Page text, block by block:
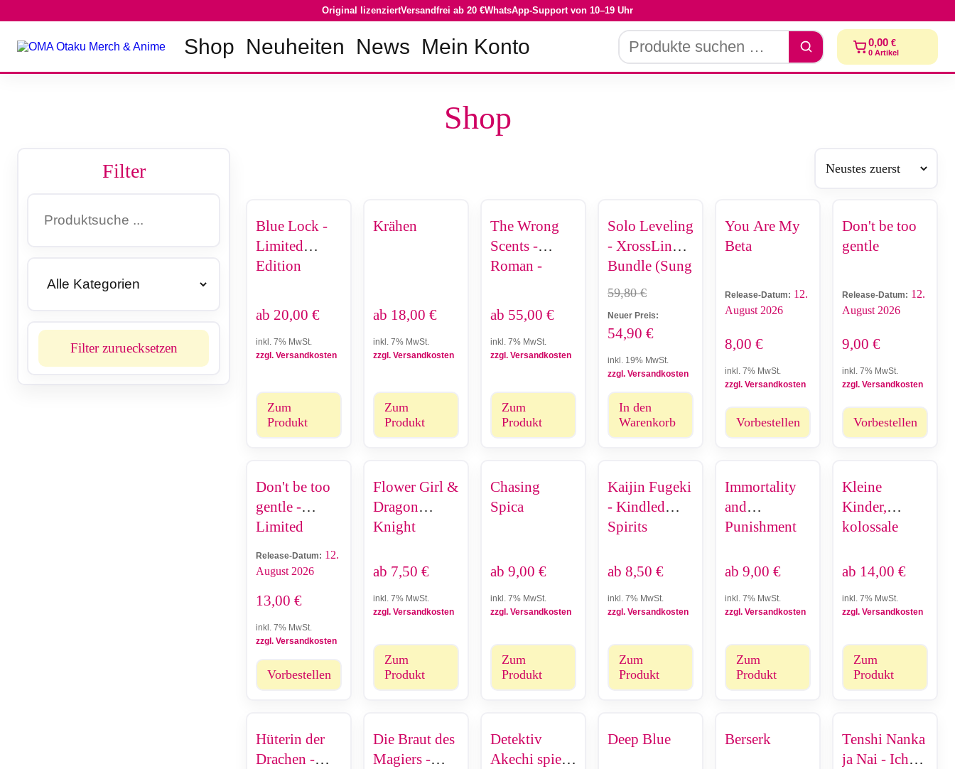
Inhalt
Original lizenziertVersandfrei ab 20 €WhatsApp-Support von 10–19 Uhr
Shop Neuheiten News Mein Konto
Produkte
suchen
0,00 €
0Artikel
Shop
Filter
Filter zuruecksetzen
Blue Lock -
Limited
Edition
ab 20,00 €
inkl. 7% MwSt.
zzgl. Versandkosten
Zum
Produkt
Krähen
ab 18,00 €
inkl. 7% MwSt.
zzgl. Versandkosten
Zum
Produkt
The Wrong
Scents -
Roman -
Edition
ab 55,00 €
inkl. 7% MwSt.
zzgl. Versandkosten
Zum
Produkt
Solo Leveling
- XrossLink -
Bundle (Sung
Jinwoo &
59,80€
Neuer Preis:
54,90 €
inkl. 19% MwSt.
zzgl. Versandkosten
In den
Warenkorb
You Are My
Beta
Release-Datum: 12.
August 2026
8,00 €
inkl. 7% MwSt.
zzgl. Versandkosten
Vorbestellen
Don't be too
gentle
Release-Datum: 12.
August 2026
9,00 €
inkl. 7% MwSt.
zzgl. Versandkosten
Vorbestellen
Don't be too
gentle -
Limited
Release-Datum: 12.
August 2026
13,00 €
inkl. 7% MwSt.
zzgl. Versandkosten
Vorbestellen
Flower Girl &
Dragon
Knight
ab 7,50 €
inkl. 7% MwSt.
zzgl. Versandkosten
Zum
Produkt
Chasing
Spica
ab 9,00 €
inkl. 7% MwSt.
zzgl. Versandkosten
Zum
Produkt
Kaijin Fugeki
- Kindled
Spirits
ab 8,50 €
inkl. 7% MwSt.
zzgl. Versandkosten
Zum
Produkt
Immortality
and
Punishment
ab 9,00 €
inkl. 7% MwSt.
zzgl. Versandkosten
Zum
Produkt
Kleine
Kinder,
kolossale
Verflixt! Die
ab 14,00 €
inkl. 7% MwSt.
zzgl. Versandkosten
Zum
Produkt
Hüterin der
Drachen -
Die Braut des
Magiers -
Detektiv
Akechi spielt
Deep Blue Berserk
Tenshi Nanka
ja Nai - Ich